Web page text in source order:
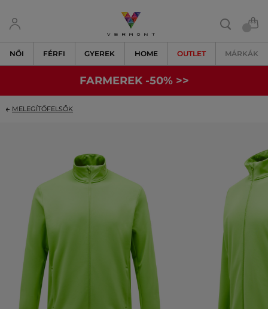
NŐI FÉRFI GYEREK HOME OUTLET MÁRKÁK
FARMEREK -50% >>
MELEGÍTŐFELSŐK